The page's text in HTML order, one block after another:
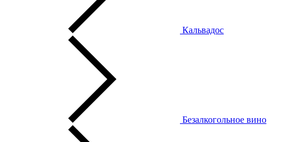
Кальвадос
Безалкогольное вино